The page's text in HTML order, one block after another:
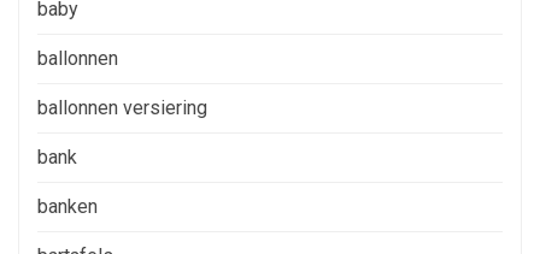
baby
ballonnen
ballonnen versiering
bank
banken